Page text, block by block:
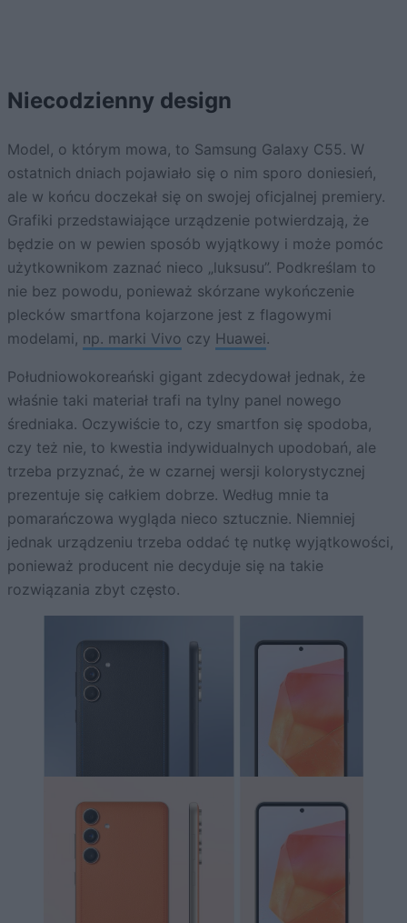
Niecodzienny design
Model, o którym mowa, to Samsung Galaxy C55. W
ostatnich dniach pojawiało się o nim sporo doniesień,
ale w końcu doczekał się on swojej oficjalnej premiery.
Grafiki przedstawiające urządzenie potwierdzają, że
będzie on w pewien sposób wyjątkowy i może pomóc
użytkownikom zaznać nieco „luksusu”. Podkreślam to
nie bez powodu, ponieważ skórzane wykończenie
plecków smartfona kojarzone jest z flagowymi
modelami, np. marki Vivo czy Huawei.
Południowokoreański gigant zdecydował jednak, że
właśnie taki materiał trafi na tylny panel nowego
średniaka. Oczywiście to, czy smartfon się spodoba,
czy też nie, to kwestia indywidualnych upodobań, ale
trzeba przyznać, że w czarnej wersji kolorystycznej
prezentuje się całkiem dobrze. Według mnie ta
pomarańczowa wygląda nieco sztucznie. Niemniej
jednak urządzeniu trzeba oddać tę nutkę wyjątkowości,
ponieważ producent nie decyduje się na takie
rozwiązania zbyt często.